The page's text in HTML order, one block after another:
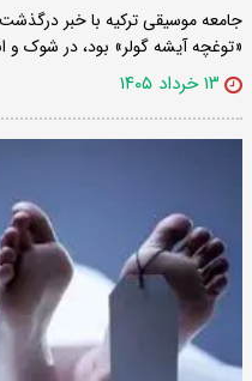
جامعه موسیقی ترکیه با خبر
«توغچه آیشه گولر» بود، در شوک و
۱۳ خرداد ۱۴۰۵